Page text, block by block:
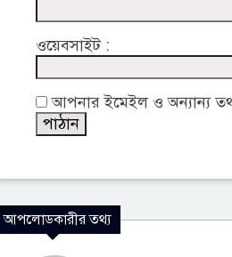
ওয়েবসাইট :
আপনার ইমেইল ও অন্যান্য
আপলোডকারীর তথ্য